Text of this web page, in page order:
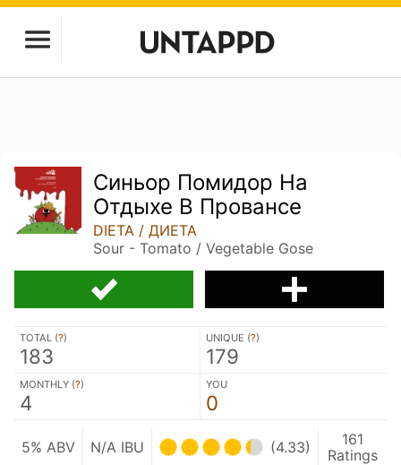
Синьор Помидор На
Отдыхе В Провансе
DIETA / ДИЕТА
Sour - Tomato / Vegetable Gose
TOTAL (?)
183
UNIQUE (?)
179
MONTHLY (?)
4
YOU
0
5% ABV N/A IBU (4.33)
161
Ratings